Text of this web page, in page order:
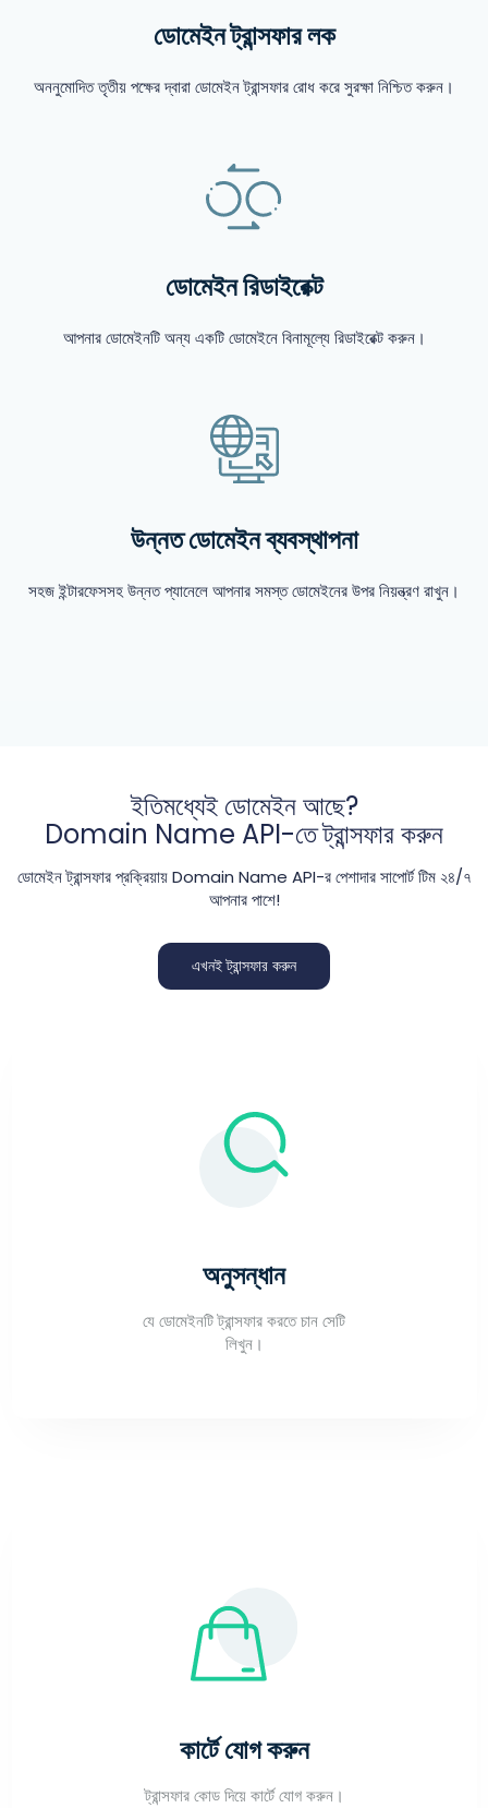
ডোমেইন ট্রান্সফার লক
অননুমোদিত তৃতীয় পক্ষের দ্বারা ডোমেইন ট্রান্সফার রোধ করে সুরক্ষা নিশ্চিত করুন।
ডোমেইন রিডাইরেক্ট
আপনার ডোমেইনটি অন্য একটি ডোমেইনে বিনামূল্যে রিডাইরেক্ট করুন।
উন্নত ডোমেইন ব্যবস্থাপনা
সহজ ইন্টারফেসসহ উন্নত প্যানেলে আপনার সমস্ত ডোমেইনের উপর নিয়ন্ত্রণ রাখুন।
ইতিমধ্যেই ডোমেইন আছে?
Domain Name API-তে ট্রান্সফার করুন
ডোমেইন ট্রান্সফার প্রক্রিয়ায় Domain Name API-র পেশাদার সাপোর্ট টিম ২৪/৭
আপনার পাশে!
এখনই ট্রান্সফার করুন
অনুসন্ধান
যে ডোমেইনটি ট্রান্সফার করতে চান সেটি
লিখুন।
কার্টে যোগ করুন
ট্রান্সফার কোড দিয়ে কার্টে যোগ করুন।